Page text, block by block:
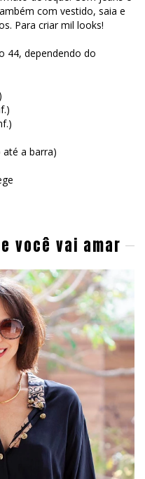
com vestido, saia e
Para criar mil looks!
44, dependendo do
a barra)
você vai amar